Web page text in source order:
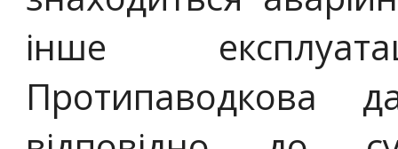
інше
Протипаводкова